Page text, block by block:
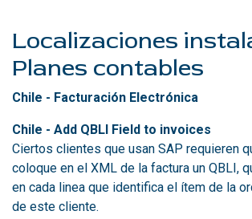
Localizaciones
Planes contables
Chile - Facturación Electrónica
Chile - Add QBLI Field to invoices
Ciertos clientes que usan SAP requieren
coloque en el XML de la factura un QBLI,
en cada linea que identifica el ítem de la
de este cliente.